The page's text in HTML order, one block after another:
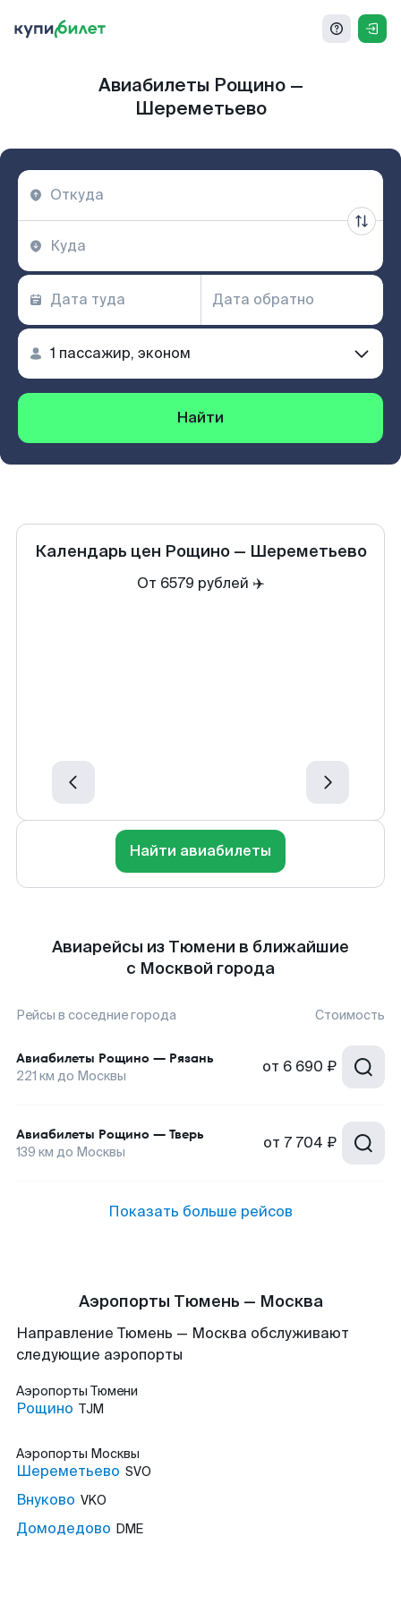
Авиабилеты Рощино —
Шереметьево
Найти
Календарь цен Рощино— Шереметьево
От 6579 рублей ✈️
Найти авиабилеты
Авиарейсы из Тюмени в ближайшие
с Москвой города
Рейсы в соседние города Стоимость
Авиабилеты Рощино — Рязань
221 км до Москвы от 6 690 ₽
Авиабилеты Рощино — Тверь
139 км до Москвы от 7 704 ₽
Показать больше рейсов
Аэропорты Тюмень — Москва
Направление Тюмень — Москва обслуживают
следующие аэропорты
Аэропорты Тюмени
Рощино TJM
Аэропорты Москвы
Шереметьево SVO
Внуково VKO
Домодедово DME